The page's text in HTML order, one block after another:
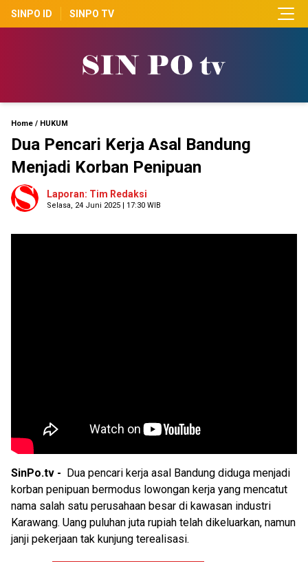
SINPO ID SINPO TV
Home / HUKUM
Dua Pencari Kerja Asal Bandung
Menjadi Korban Penipuan
Laporan: Tim Redaksi
Selasa, 24 Juni 2025 | 17:30 WIB
SinPo.tv -
Dua pencari kerja asal Bandung diduga menjadi
korban penipuan bermodus lowongan kerja yang mencatut
nama salah satu perusahaan besar di kawasan industri
Karawang. Uang puluhan juta rupiah telah dikeluarkan, namun
janji pekerjaan tak kunjung terealisasi.